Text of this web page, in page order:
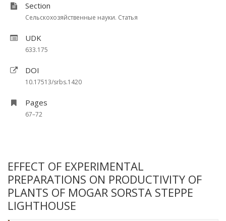
Section
Сельскохозяйственные науки. Статья
UDK
633.175
DOI
10.17513/srbs.1420
Pages
67–72
EFFECT OF EXPERIMENTAL
PREPARATIONS ON PRODUCTIVITY OF
PLANTS OF MOGAR SORSTA STEPPE
LIGHTHOUSE